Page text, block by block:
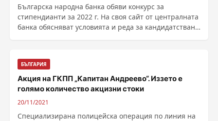
Българска народна банка обяви конкурс за
стипендианти за 2022 г. На своя сайт от централната
банка обясняват условията и реда за кандидатстване
БЪЛГАРИЯ
Акция на ГКПП „Капитан Андреево“. Иззето е
голямо количество акцизни стоки
20/11/2021
Специализирана полицейска операция по линия на